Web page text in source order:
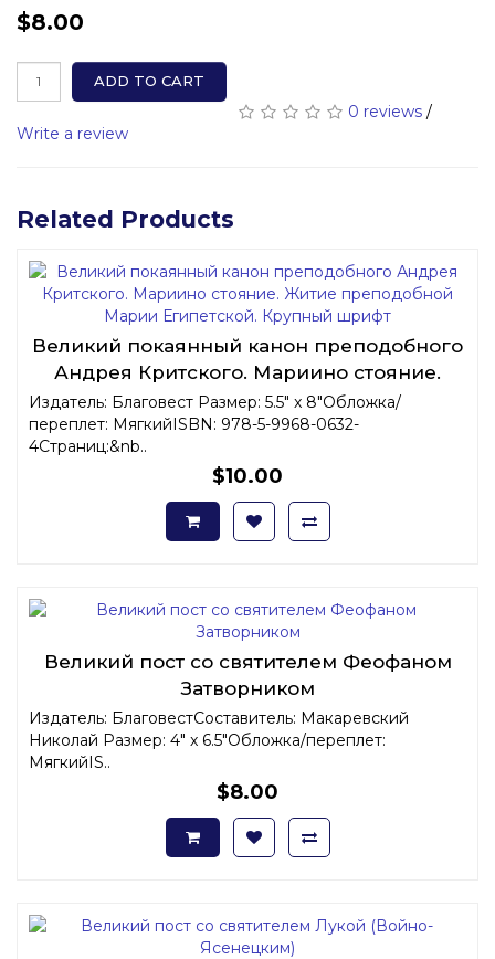
$8.00
ADD TO CART
0 reviews /
Write a review
Related Products
Великий покаянный канон преподобного
Андрея Критского. Мариино стояние.
Житие преподобной Марии Египетской.
Крупный шрифт
Издатель: Благовест Размер: 5.5" x 8"Обложка/
переплет: МягкийISBN: 978-5-9968-0632-
4Страниц:&nb..
$10.00
Великий пост со святителем Феофаном
Затворником
Издатель: БлаговестСоставитель: Макаревский
Николай Размер: 4" x 6.5"Обложка/переплет:
МягкийIS..
$8.00